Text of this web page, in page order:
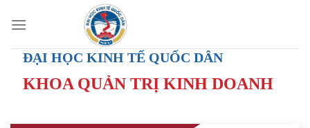
ĐẠI HỌC KINH TẾ QUỐC DÂN
KHOA QUẢN TRỊ KINH DOANH